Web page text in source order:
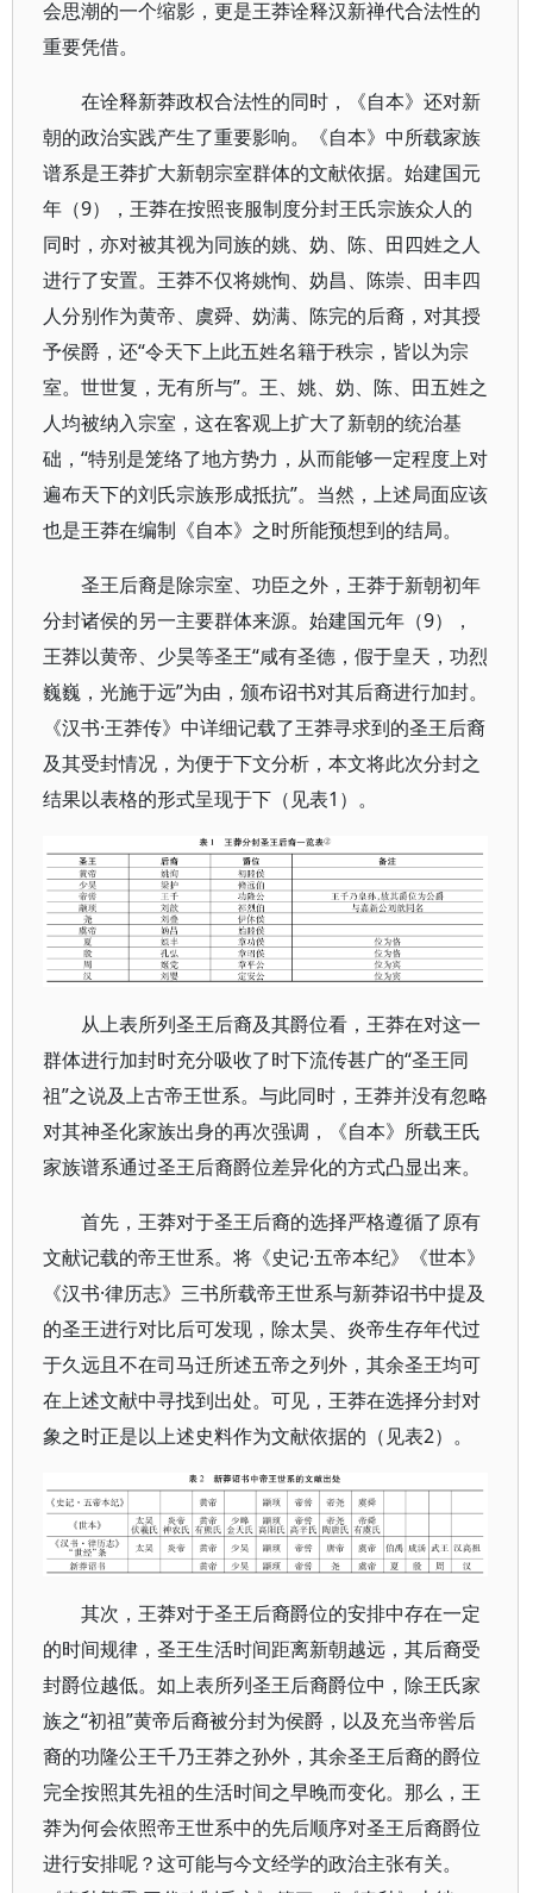
会思潮的一个缩影，更是王莽诠释汉新禅代合法性的
重要凭借。
在诠释新莽政权合法性的同时，《自本》还对新
朝的政治实践产生了重要影响。《自本》中所载家族
谱系是王莽扩大新朝宗室群体的文献依据。始建国元
年（9），王莽在按照丧服制度分封王氏宗族众人的
同时，亦对被其视为同族的姚、妫、陈、田四姓之人
进行了安置。王莽不仅将姚恂、妫昌、陈崇、田丰四
人分别作为黄帝、虞舜、妫满、陈完的后裔，对其授
予侯爵，还“令天下上此五姓名籍于秩宗，皆以为宗
室。世世复，无有所与”。王、姚、妫、陈、田五姓之
人均被纳入宗室，这在客观上扩大了新朝的统治基
础，“特别是笼络了地方势力，从而能够一定程度上对
遍布天下的刘氏宗族形成抵抗”。当然，上述局面应该
也是王莽在编制《自本》之时所能预想到的结局。
圣王后裔是除宗室、功臣之外，王莽于新朝初年
分封诸侯的另一主要群体来源。始建国元年（9），
王莽以黄帝、少昊等圣王“咸有圣德，假于皇天，功烈
巍巍，光施于远”为由，颁布诏书对其后裔进行加封。
《汉书·王莽传》中详细记载了王莽寻求到的圣王后裔
及其受封情况，为便于下文分析，本文将此次分封之
结果以表格的形式呈现于下（见表1）。
从上表所列圣王后裔及其爵位看，王莽在对这一
群体进行加封时充分吸收了时下流传甚广的“圣王同
祖”之说及上古帝王世系。与此同时，王莽并没有忽略
对其神圣化家族出身的再次强调，《自本》所载王氏
家族谱系通过圣王后裔爵位差异化的方式凸显出来。
首先，王莽对于圣王后裔的选择严格遵循了原有
文献记载的帝王世系。将《史记·五帝本纪》《世本》
《汉书·律历志》三书所载帝王世系与新莽诏书中提及
的圣王进行对比后可发现，除太昊、炎帝生存年代过
于久远且不在司马迁所述五帝之列外，其余圣王均可
在上述文献中寻找到出处。可见，王莽在选择分封对
象之时正是以上述史料作为文献依据的（见表2）。
其次，王莽对于圣王后裔爵位的安排中存在一定
的时间规律，圣王生活时间距离新朝越远，其后裔受
封爵位越低。如上表所列圣王后裔爵位中，除王氏家
族之“初祖”黄帝后裔被分封为侯爵，以及充当帝喾后
裔的功隆公王千乃王莽之孙外，其余圣王后裔的爵位
完全按照其先祖的生活时间之早晚而变化。那么，王
莽为何会依照帝王世系中的先后顺序对圣王后裔爵位
进行安排呢？这可能与今文经学的政治主张有关。